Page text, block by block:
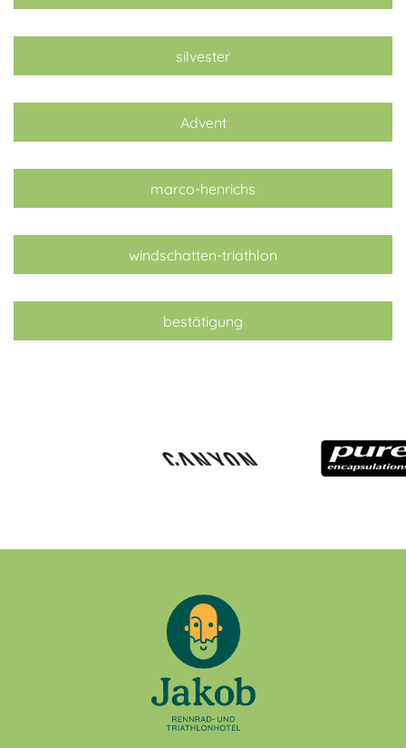
silvester
Advent
marco-henrichs
windschatten-triathlon
bestätigung